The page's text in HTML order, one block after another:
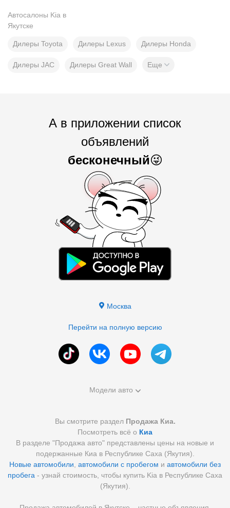
Автосалоны Kia в
Якутске
Дилеры Toyota Дилеры Lexus Дилеры Honda
Дилеры JAC Дилеры Great Wall Еще
А в приложении список
объявлений
бесконечный😜
Москва
Перейти на полную версию
Модели авто
Вы смотрите раздел Продажа Киа.
Посмотреть всё о Киа
В разделе "Продажа авто" представлены цены на новые и
подержанные Киа в Республике Саха (Якутия).
Новые автомобили автомобили с пробегом и автомобили без
пробега - узнай стоимость, чтобы купить Kia в Республике Саха
(Якутия).